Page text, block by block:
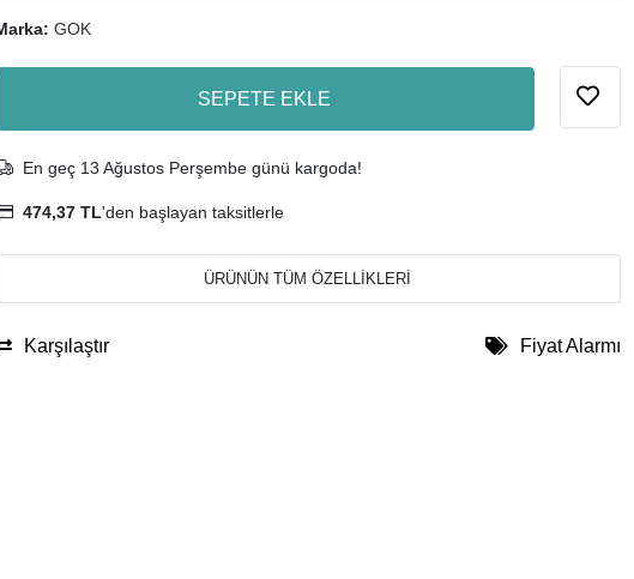
GOK
SEPETE EKLE
En geç 13 Ağustos Perşembe günü kargoda!
474,37 TL'den başlayan taksitlerle
ÜRÜNÜN TÜM ÖZELLİKLERİ
Karşılaştır Fiyat Alarmı